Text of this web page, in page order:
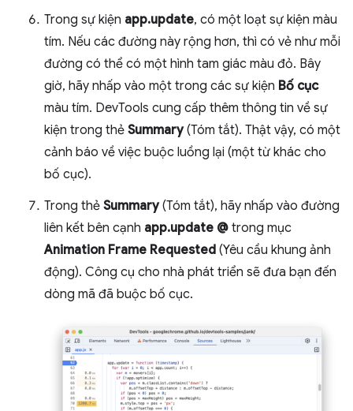
Trong sự kiện app.update, có một loạt sự kiện màu
tím. Nếu các đường này rộng hơn, thì có vẻ như mỗi
đường có thể có một hình tam giác màu đỏ. Bây
giờ, hãy nhấp vào một trong các sự kiện Bố cục
màu tím. DevTools cung cấp thêm thông tin về sự
kiện trong thẻ Summary(Tóm tắt). Thật vậy, có một
cảnh báo về việc buộc luồng lại (một từ khác cho
bố cục).
Trong thẻ Summary(Tóm tắt), hãy nhấp vào đường
liên kết bên cạnh app.update @ trong mục
Animation Frame Requested (Yêu cầu khung ảnh
động). Công cụ cho nhà phát triển sẽ đưa bạn đến
dòng mã đã buộc bố cục.